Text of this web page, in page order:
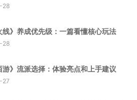
28
线》养成优先级：一篇看懂核心玩法
28
游》流派选择：体验亮点和上手建议
27